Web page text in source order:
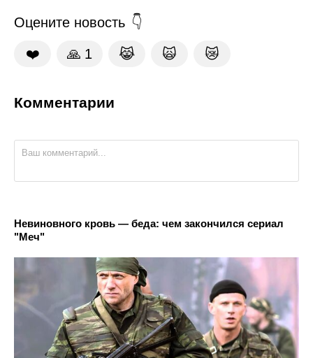
Оцените новость
❤️ 🙏 1 😹 🙀 😿
Комментарии
Невиновного кровь — беда: чем закончился сериал
"Меч"